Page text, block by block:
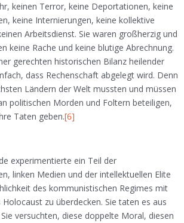
keinen Terror, keine Deportationen, keine
keine Internierungen, keine kollektive
Arbeitsdienst. Sie waren großherzig und
keine Rache und keine blutige Abrechnung.
gerechten historischen Bilanz heilender
dass Rechenschaft abgelegt wird. Denn
Ländern der Welt mussten und müssen
politischen Morden und Foltern beteiligen,
Taten geben.[6]
experimentierte ein Teil der
linken Medien und der intellektuellen Elite
des kommunistischen Regimes mit
zu überdecken. Sie taten es aus
versuchten, diese doppelte Moral, diesen